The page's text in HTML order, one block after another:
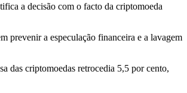
a decisão com o facto da criptomoeda
prevenir a especulação financeira e a lavagem
das criptomoedas retrocedia 5,5 por cento,